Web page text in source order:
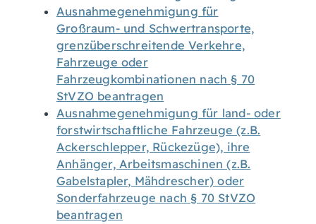
Ausnahmegenehmigung für
Großraum- und Schwertransporte,
grenzüberschreitende Verkehre,
Fahrzeuge oder
Fahrzeugkombinationen nach § 70
StVZO beantragen
Ausnahmegenehmigung für land- oder
forstwirtschaftliche Fahrzeuge (z.B.
Ackerschlepper, Rückezüge), ihre
Anhänger, Arbeitsmaschinen (z.B.
Gabelstapler, Mähdrescher) oder
Sonderfahrzeuge nach § 70 StVZO
beantragen